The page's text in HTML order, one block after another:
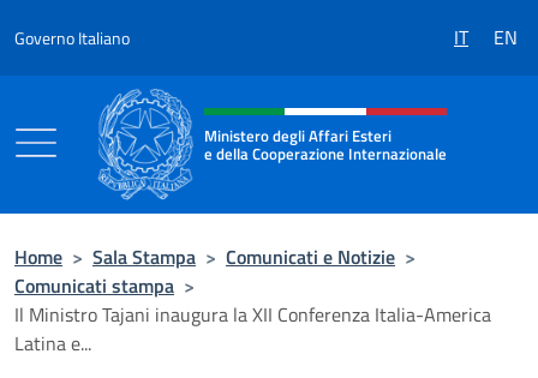
Governo Italiano IT EN
Intestazione sito, social e menù
Ministero degli Affari Esteri
e della Cooperazione Internazionale
Home > Sala Stampa > Comunicati e Notizie >
Comunicati stampa >
Il Ministro Tajani inaugura la XII Conferenza Italia-America
Latina e...